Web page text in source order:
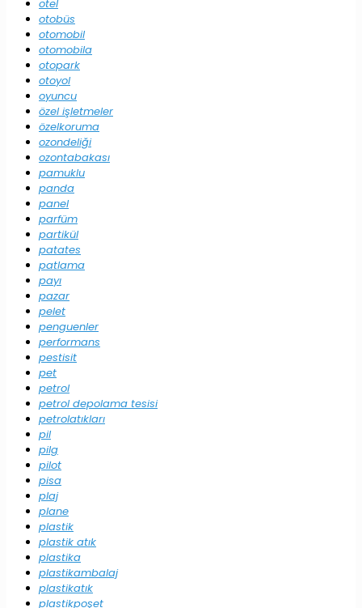
otel
otobüs
otomobil
otomobila
otopark
otoyol
oyuncu
özel işletmeler
özelkoruma
ozondeliği
ozontabakası
pamuklu
panda
panel
parfüm
partikül
patates
patlama
payı
pazar
pelet
penguenler
performans
pestisit
pet
petrol
petrol depolama tesisi
petrolatıkları
pil
pilg
pilot
pisa
plaj
plane
plastik
plastik atık
plastika
plastikambalaj
plastikatık
plastikpoşet